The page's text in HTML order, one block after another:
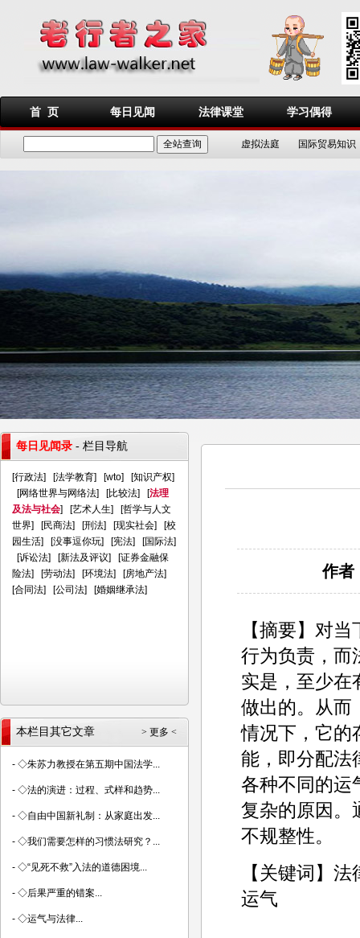
首 页 每日见闻 法律课堂 学习偶得
虚拟法庭 国际贸易知识
作者
【摘要】对
行为负责，而
实是，至少在
做出的。从而
情况下，它的
能，即分配法
各种不同的运
复杂的原因。
不规整性。
【关键词】
运气
每日见闻录 - 栏目导航
[行政法] [法学教育] [wto] [知识产权]
[网络世界与网络法] [比较法] [法理
及法与社会] [艺术人生] [哲学与人文
世界] [民商法] [刑法] [现实社会] [校
园生活] [没事逗你玩] [宪法] [国际法]
[诉讼法] [新法及评议] [证券金融保
险法] [劳动法] [环境法] [房地产法]
[合同法] [公司法] [婚姻继承法]
> 更多 <
本栏目其它文章
- ◇朱苏力教授在第五期中国法学...
- ◇法的演进：过程、式样和趋势...
- ◇自由中国新礼制：从家庭出发...
- ◇我们需要怎样的习惯法研究？...
- ◇“见死不救”入法的道德困境...
- ◇后果严重的错案...
- ◇运气与法律...